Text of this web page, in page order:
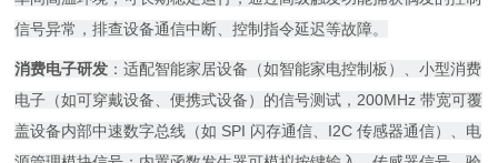
信号异常，排查设备通信中断、控制指令延迟等故障。
消费电子研发 ：适配智能家居设备（如智能家电控制板）、小型消费
电子（如可穿戴设备、便携式设备）的信号测试，200MHz 带宽可覆
盖设备内部中速数字总线（如 SPI 闪存通信、I2C 传感器通信）、电